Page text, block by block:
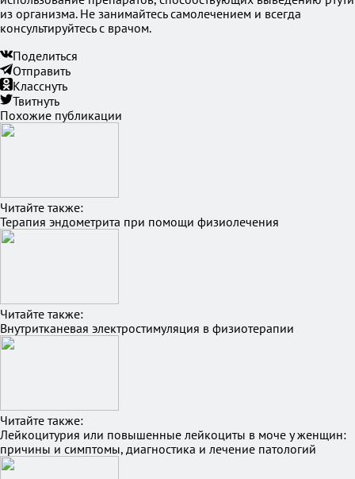
из организма. Не занимайтесь самолечением и всегда
консультируйтесь с врачом.
Поделиться
Отправить
Класснуть
Твитнуть
Похожие публикации
Читайте также:
Терапия эндометрита при помощи физиолечения
Читайте также:
Внутритканевая электростимуляция в физиотерапии
Читайте также:
Лейкоцитурия или повышенные лейкоциты в моче у женщин:
причины и симптомы, диагностика и лечение патологий